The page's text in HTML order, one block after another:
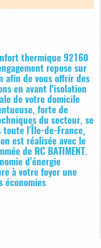
thermique 92160
repose sur
afin de vous offrir des
en avant l'isolation
de votre domicile
forte de
du secteur, se
l'Île-de-France,
est réalisée avec le
de RC BATIMENT.
d'énergie
à votre foyer une
économies